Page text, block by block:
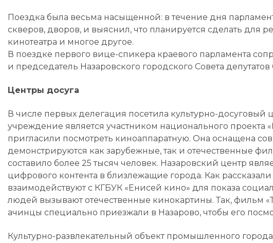
Поездка была весьма насыщенной: в течение дня
скверов, дворов, и выяснил, что планируется сделать для
кинотеатра и многое другое.
В поездке первого вице-спикера краевого парламента
и председатель Назаровского городского Совета депутатов
Центры досуга
В числе первых делегация посетила культурно-досуговый
учреждение является участником национального проекта
пригласили посмотреть киноаппаратную. Она оснащена
демонстрируются как зарубежные, так и отечественные
составило более 25 тысяч человек. Назаровский центр
цифрового контента в близлежащие города. Как
взаимодействуют с КГБУК «Енисей кино» для показа
людей вызывают отечественные кинокартины. Так, фильм
ачинцы специально приезжали в Назарово, чтобы его
Культурно-развлекательный объект промышленного